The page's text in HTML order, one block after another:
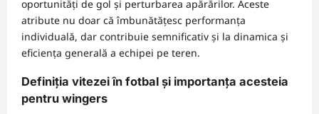
oportunități de gol și perturbarea apărărilor. Aceste
atribute nu doar că îmbunătățesc performanța
individuală, dar contribuie semnificativ și la dinamica și
eficiența generală a echipei pe teren.
Definiția vitezei în fotbal și importanța acesteia
pentru wingers